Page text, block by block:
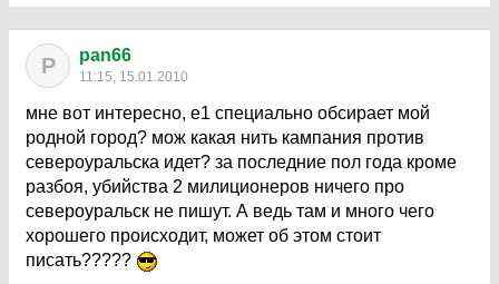
P pan66
11:15, 15.01.2010
мне вот интересно, е1 специально обсирает мой
родной город? мож какая нить кампания против
североуральска идет? за последние пол года кроме
разбоя, убийства 2 милиционеров ничего про
североуральск не пишут. А ведь там и много чего
хорошего происходит, может об этом стоит
писать?????